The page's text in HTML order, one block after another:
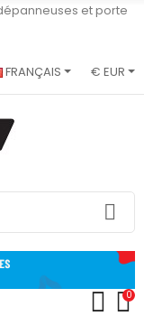
et porte
FRANÇAIS € EUR
0